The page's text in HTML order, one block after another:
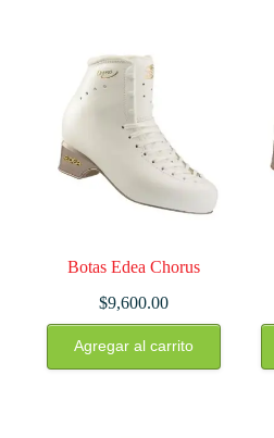
opciones
se
pueden
elegir
en
página
de
Botas Edea Chorus
$9,600.00
Agregar al carrito
Este
producto
tiene